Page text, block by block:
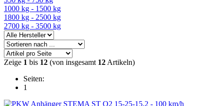
1000 kg - 1500 kg
1800 kg - 2500 kg
2700 kg - 3500 kg
Zeige 1 bis 12 (von insgesamt 12Artikeln)
Seiten:
1